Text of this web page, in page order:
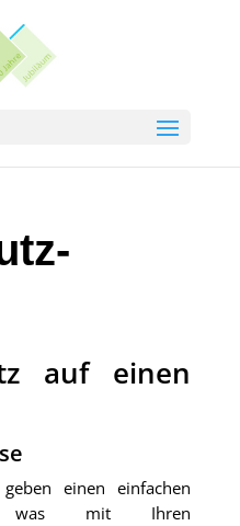
auf einen
einen einfachen
was mit Ihren